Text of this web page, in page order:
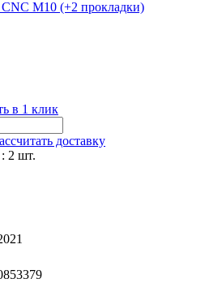
в 1 клик
доставку
: 2 шт.